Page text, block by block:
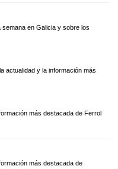
en Galicia y sobre los
actualidad y la información más
más destacada de Ferrol
más destacada de